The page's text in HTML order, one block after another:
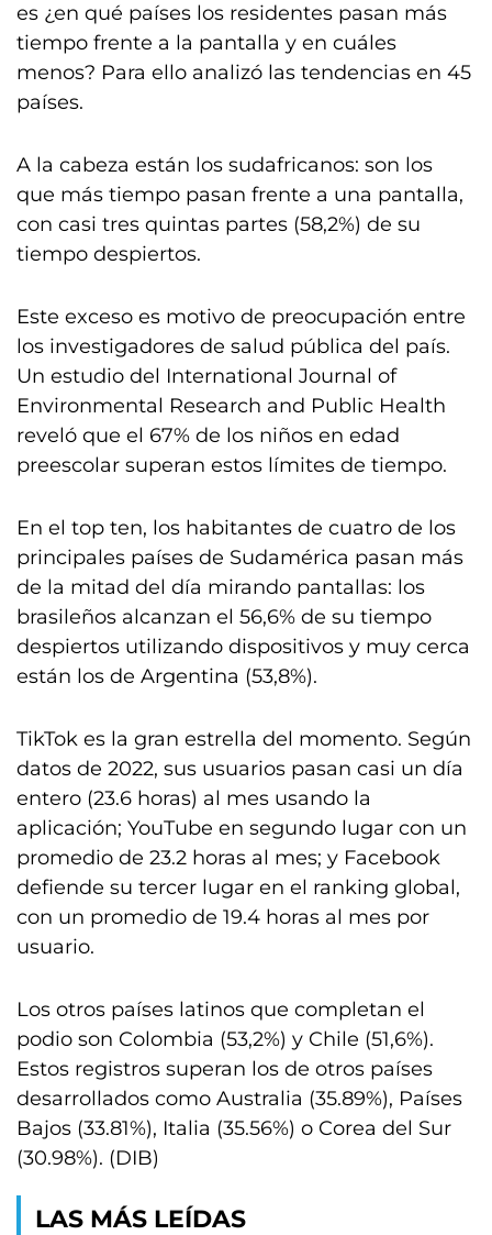
es ¿en qué países los residentes pasan más
tiempo frente a la pantalla y en cuáles
menos? Para ello analizó las tendencias en 45
países.
A la cabeza están los sudafricanos: son los
que más tiempo pasan frente a una pantalla,
con casi tres quintas partes (58,2%) de su
tiempo despiertos.
Este exceso es motivo de preocupación entre
los investigadores de salud pública del país.
Un estudio del International Journal of
Environmental Research and Public Health
reveló que el 67% de los niños en edad
preescolar superan estos límites de tiempo.
En el top ten, los habitantes de cuatro de los
principales países de Sudamérica pasan más
de la mitad del día mirando pantallas: los
brasileños alcanzan el 56,6% de su tiempo
despiertos utilizando dispositivos y muy cerca
están los de Argentina (53,8%).
TikTok es la gran estrella del momento. Según
datos de 2022, sus usuarios pasan casi un día
entero (23.6 horas) al mes usando la
aplicación; YouTube en segundo lugar con un
promedio de 23.2 horas al mes; y Facebook
defiende su tercer lugar en el ranking global,
con un promedio de 19.4 horas al mes por
usuario.
Los otros países latinos que completan el
podio son Colombia (53,2%) y Chile (51,6%).
Estos registros superan los de otros países
desarrollados como Australia (35.89%), Países
Bajos (33.81%), Italia (35.56%) o Corea del Sur
(30.98%). (DIB)
LAS MÁS LEÍDAS